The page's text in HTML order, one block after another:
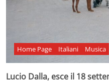
Home Page Italiani Musica
Lucio Dalla, esce il 18